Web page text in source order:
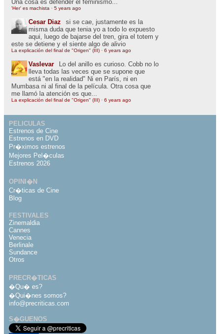
Una cosa es defender el feminismo...
'Her' es machista · 5 years ago
Cesar Diaz
si se cae, justamente es la
misma duda que tenia yo a todo lo expuesto
aqui, luego de bajarse del tren, gira el totem y
este se detiene y el siente algo de alivio
La explicación del final de "Origen" (III) · 6 years ago
Vaslevar
Lo del anillo es curioso. Cobb no lo
lleva todas las veces que se supone que
está "en la realidad" Ni en París, ni en
Mumbasa ni al final de la película. Otra cosa que
me llamó la atención es que...
La explicación del final de "Origen" (III) · 6 years ago
PELICULAS
Estrenos de Cine
Estrenos en DVD
Pr�ximos estrenos
Mejores Pel�culas
Estrenos 2026
OPINI�N
Cr�ticas de Cine
Blog
FESTIVALES
Zinemaldia
Cannes
Venecia
Berlinale
Sundance
Otros
PRECR�TICAS
�Qu� es?
�Qui�nes somos?
info@precriticas.com
S�GUENOS